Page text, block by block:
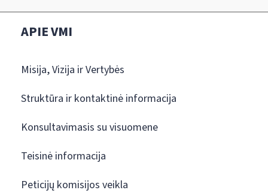
APIE VMI
Misija, Vizija ir Vertybės
Struktūra ir kontaktinė informacija
Konsultavimasis su visuomene
Teisinė informacija
Peticijų komisijos veikla